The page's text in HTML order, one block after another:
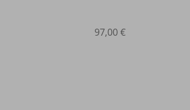
97,00 €